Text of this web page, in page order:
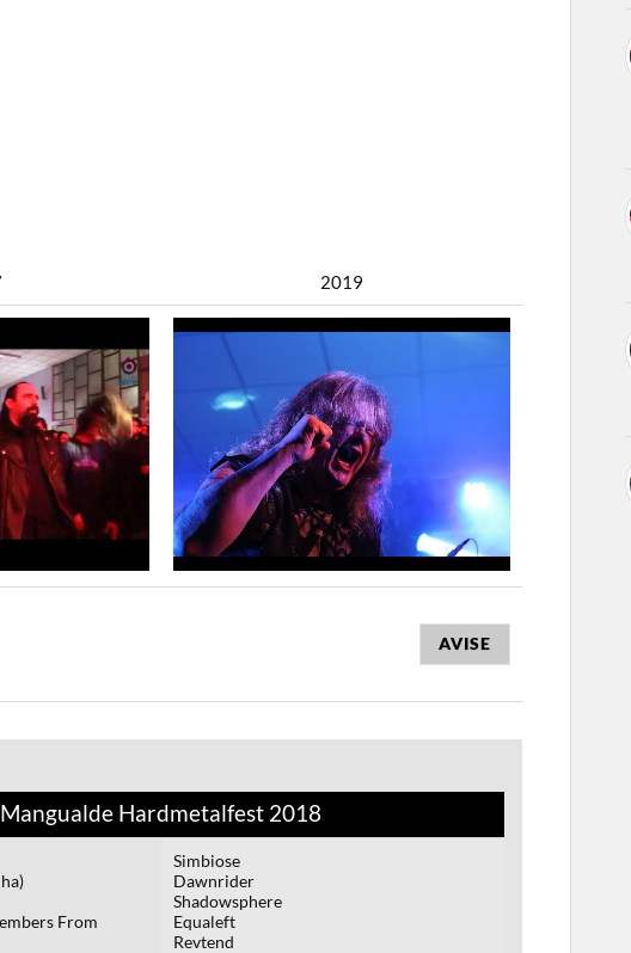
2019
AVISE
Mangualde Hardmetalfest 2018
From
Simbiose
Dawnrider
Shadowsphere
Equaleft
Revtend